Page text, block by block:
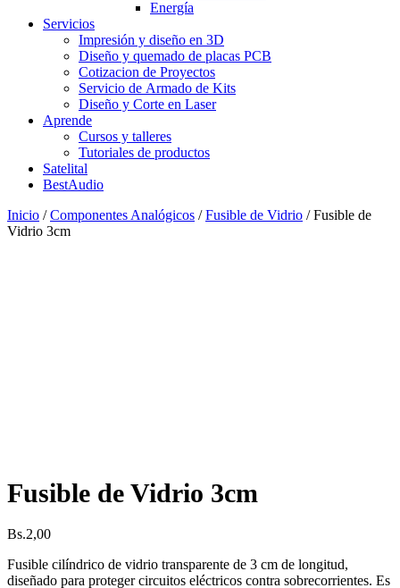
Energía
Servicios
Impresión y diseño en 3D
Diseño y quemado de placas PCB
Cotizacion de Proyectos
Servicio de Armado de Kits
Diseño y Corte en Laser
Aprende
Cursos y talleres
Tutoriales de productos
Satelital
BestAudio
Inicio /Componentes Analógicos /Fusible de Vidrio / Fusible de
Vidrio 3cm
Fusible de Vidrio 3cm
Bs.2,00
Fusible cilíndrico de vidrio transparente de 3 cm de longitud,
diseñado para proteger circuitos eléctricos contra sobrecorrientes. Es